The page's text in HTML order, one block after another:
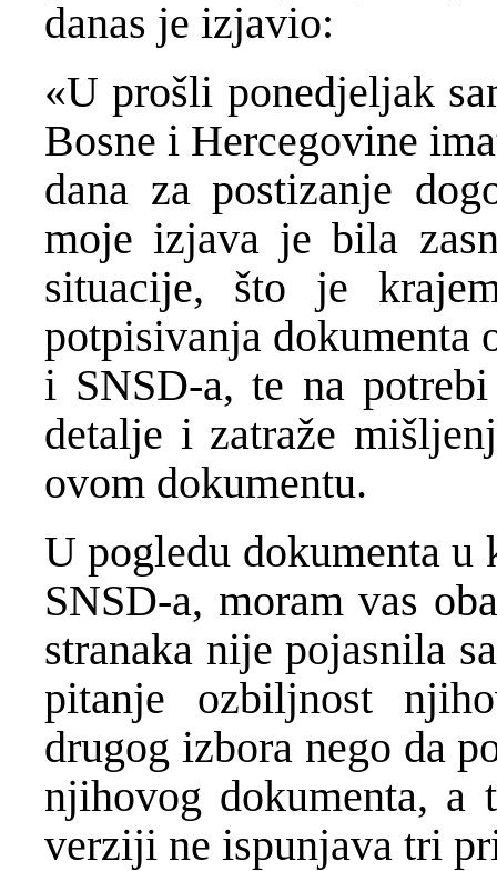
danas je izjavio:
«U prošli ponedjeljak
Bosne i Hercegovine
dana za postizanje
moje izjava je bila
situacije, što je
potpisivanja dokumenta
i SNSD-a, te na
detalje i zatraže
ovom dokumentu.
U pogledu dokumenta
SNSD-a, moram vas
stranaka nije pojasnila
pitanje ozbiljnost
drugog izbora nego da
njihovog dokumenta,
verziji ne ispunjava tri